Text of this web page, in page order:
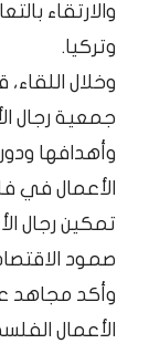
والارتقاء
وتركيا.
وخلال
جمعية رجال
وأهدافها
الأعمال في
تمكين رجال
صمود
وأكد مجاهد
الأعمال